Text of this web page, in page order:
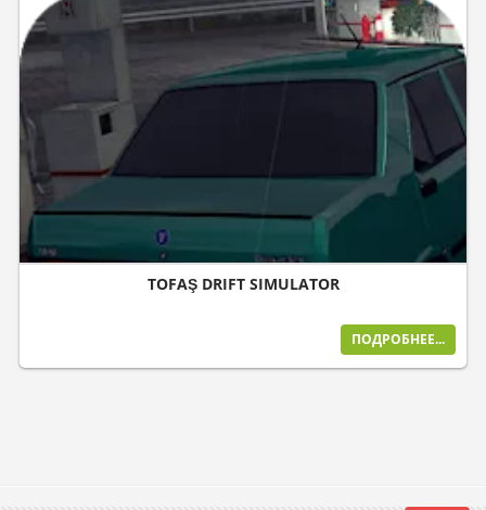
TOFAŞ DRIFT SIMULATOR
ПОДРОБНЕЕ...